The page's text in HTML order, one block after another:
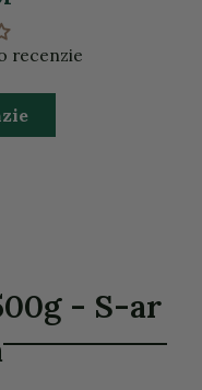
recenzie
- S-ar